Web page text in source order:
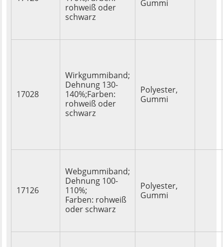
rohweiß oder
schwarz
Gummi
17028
Wirkgummiband;
Dehnung 130-
140%;Farben:
rohweiß oder
schwarz
Polyester,
Gummi
17126
Webgummiband;
Dehnung 100-
110%;
Farben: rohweiß
oder schwarz
Polyester,
Gummi